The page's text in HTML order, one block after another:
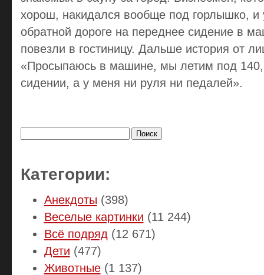
хорош, накидался вообще под горлышко, и
обратной дороге на переднее сидение в
повезли в гостиницу. Дальше история от
«Просыпаюсь в машине, мы летим под 140,
сидении, а у меня ни руля ни педалей».
Категории:
Анекдоты (398)
Веселые картинки (11 244)
Всё подряд (12 671)
Дети (477)
Животные(1 137)